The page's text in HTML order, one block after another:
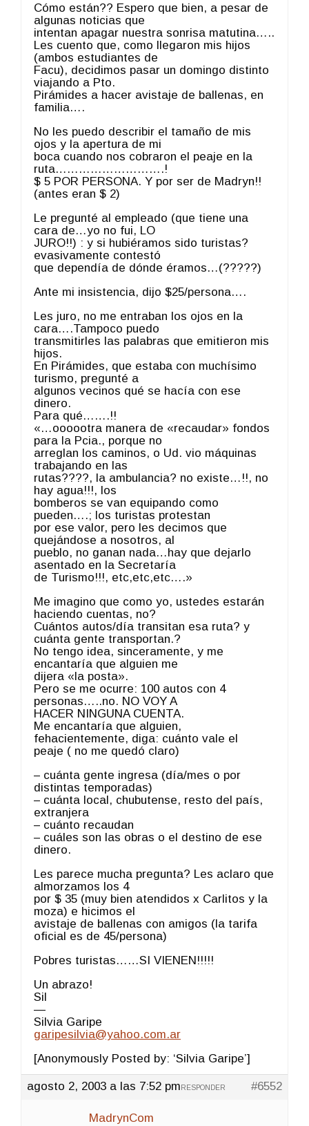
Cómo están?? Espero que bien, a pesar de
algunas noticias que
intentan apagar nuestra sonrisa matutina…..
Les cuento que, como llegaron mis hijos
(ambos estudiantes de
Facu), decidimos pasar un domingo distinto
viajando a Pto.
Pirámides a hacer avistaje de ballenas, en
familia….
No les puedo describir el tamaño de mis
ojos y la apertura de mi
boca cuando nos cobraron el peaje en la
ruta……………………….!
$ 5 POR PERSONA. Y por ser de Madryn!!
(antes eran $ 2)
Le pregunté al empleado (que tiene una
cara de…yo no fui, LO
JURO!!) : y si hubiéramos sido turistas?
evasivamente contestó
que dependía de dónde éramos…(?????)
Ante mi insistencia, dijo $25/persona….
Les juro, no me entraban los ojos en la
cara….Tampoco puedo
transmitirles las palabras que emitieron mis
hijos.
En Pirámides, que estaba con muchísimo
turismo, pregunté a
algunos vecinos qué se hacía con ese
dinero.
Para qué…….!!
«…oooootra manera de «recaudar» fondos
para la Pcia., porque no
arreglan los caminos, o Ud. vio máquinas
trabajando en las
rutas????, la ambulancia? no existe…!!, no
hay agua!!!, los
bomberos se van equipando como
pueden….; los turistas protestan
por ese valor, pero les decimos que
quejándose a nosotros, al
pueblo, no ganan nada…hay que dejarlo
asentado en la Secretaría
de Turismo!!!, etc,etc,etc….»
Me imagino que como yo, ustedes estarán
haciendo cuentas, no?
Cuántos autos/día transitan esa ruta? y
cuánta gente transportan.?
No tengo idea, sinceramente, y me
encantaría que alguien me
dijera «la posta».
Pero se me ocurre: 100 autos con 4
personas…..no. NO VOY A
HACER NINGUNA CUENTA.
Me encantaría que alguien,
fehacientemente, diga: cuánto vale el
peaje ( no me quedó claro)
– cuánta gente ingresa (día/mes o por
distintas temporadas)
– cuánta local, chubutense, resto del país,
extranjera
– cuánto recaudan
– cuáles son las obras o el destino de ese
dinero.
Les parece mucha pregunta? Les aclaro que
almorzamos los 4
por $ 35 (muy bien atendidos x Carlitos y la
moza) e hicimos el
avistaje de ballenas con amigos (la tarifa
oficial es de 45/persona)
Pobres turistas……SI VIENEN!!!!!
Un abrazo!
Sil
—
Silvia Garipe
garipesilvia@yahoo.com.ar
[Anonymously Posted by: ‘Silvia Garipe’]
agosto 2, 2003 a las 7:52 pm #6552
RESPONDER
MadrynCom